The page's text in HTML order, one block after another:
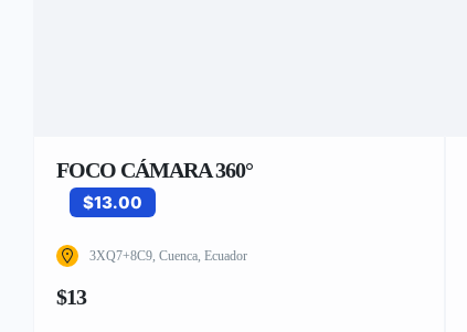
FOCO CÁMARA 360°
$13.00
3XQ7+8C9, Cuenca, Ecuador
$13